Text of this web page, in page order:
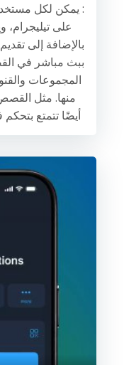
: يمكن لكل
على
بالإضافة إلى
ببث مباشر في
المجموعات
منها. مثل
أيضًا تتمتع